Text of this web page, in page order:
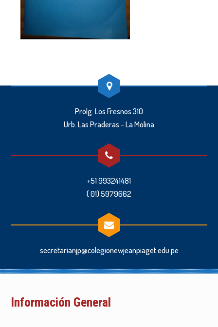
Prolg. Los Fresnos 310
Urb. Las Praderas - La Molina
+51 993241481
( 01) 5979662
secretarianjp@colegionewjeanpiaget.edu.pe
Información General